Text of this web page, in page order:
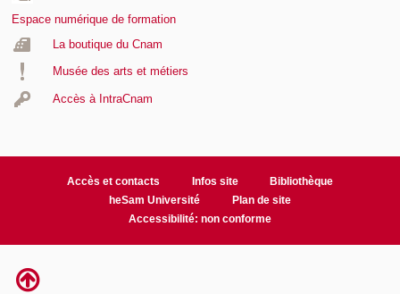
Espace numérique de formation
La boutique du Cnam
Musée des arts et métiers
Accès à IntraCnam
Accès et contacts Infos site
Bibliothèque
heSam Université
Plan de site
Accessibilité: non conforme